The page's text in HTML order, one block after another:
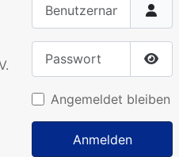
Angemeldet bleiben
Anmelden